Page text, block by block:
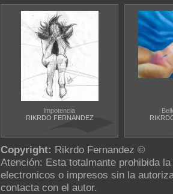
impotencia
RIKRDO FERNANDEZ
Copyright: Rikrdo Fernandez ©
Atención: Esta totalmante prohibida
electronicos o impresos sin la
contacta con el autor.